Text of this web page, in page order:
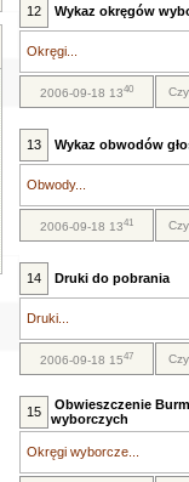
12 Wykaz okręgów
Okręgi...
2006-09-18 1340
13 Wykaz obwodów
Obwody...
2006-09-18 1341
14 Druki do pobrania
Druki...
2006-09-18 1547
15
Obwieszczenie
wyborczych
Okręgi wyborcze...